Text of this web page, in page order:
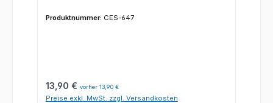
Produktnummer: CES-647
Regulärer Preis:
13,90 € vorher 13,90 €
Preise exkl. MwSt. zzgl. Versandkosten